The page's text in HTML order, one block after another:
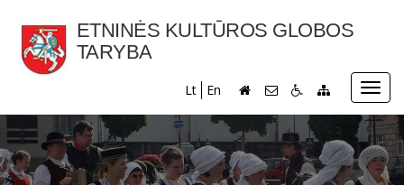
ETNINĖS KULTŪROS GLOBOS
TARYBA
Lt En